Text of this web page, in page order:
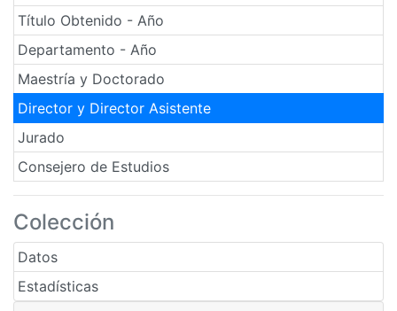
Título Obtenido - Año
Departamento - Año
Maestría y Doctorado
Director y Director Asistente
Jurado
Consejero de Estudios
Colección
Datos
Estadísticas